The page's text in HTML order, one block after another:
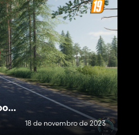
Scania R580 Hooklift J.Roseboom Edit
18 de novembro de 2023